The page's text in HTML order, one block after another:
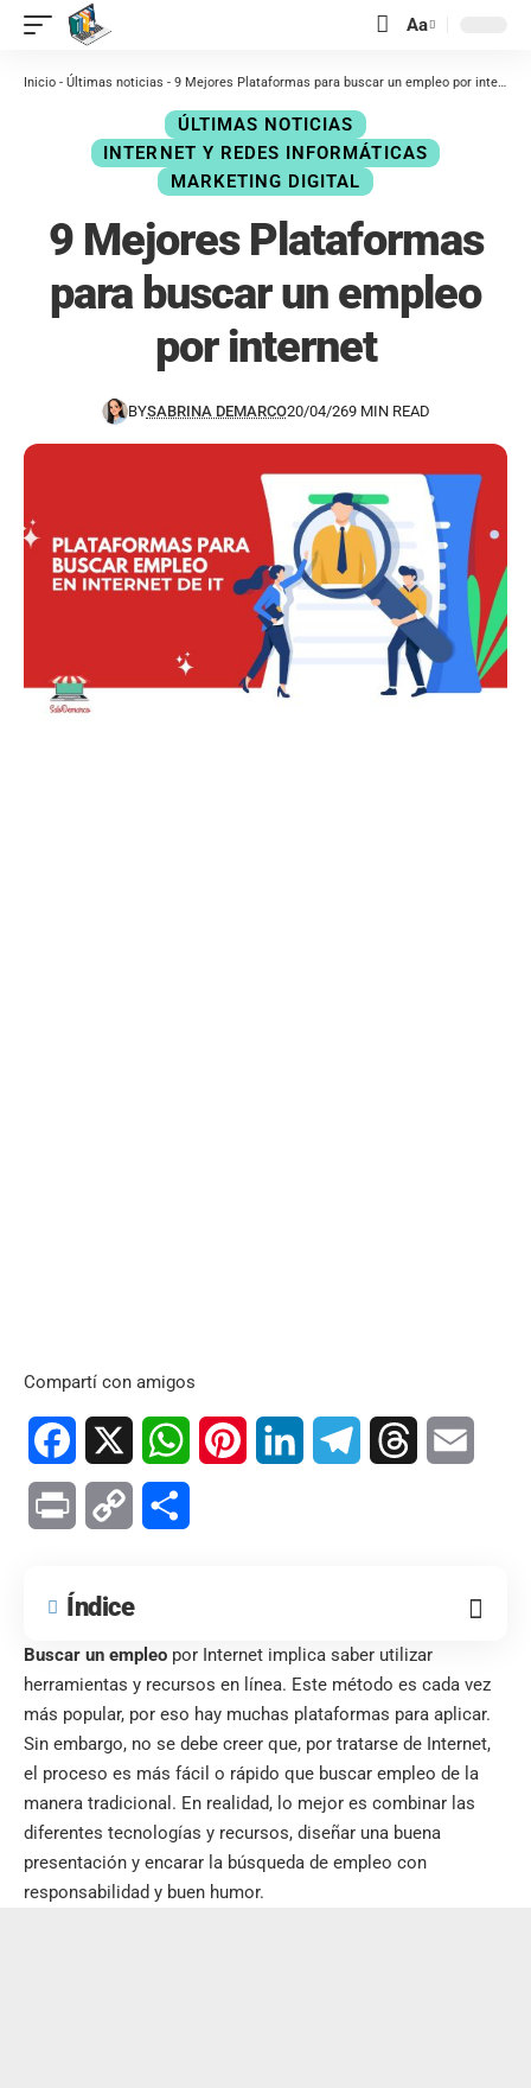
contenido Aa
Inicio - Últimas noticias - 9 Mejores Plataformas para buscar un empleo por internet
ÚLTIMAS NOTICIAS
INTERNET Y REDES INFORMÁTICAS
MARKETING DIGITAL
9 Mejores Plataformas
para buscar un empleo
por internet
BYSABRINA DEMARCO20/04/269 MIN READ
Compartí con amigos
Facebook WhatsAppPinterest LinkedIn TelegramThreads
Print Copy
Índice
Buscar un empleo por Internet implica saber utilizar
herramientas y recursos en línea. Este método es cada vez
más popular, por eso hay muchas plataformas para aplicar.
Sin embargo, no se debe creer que, por tratarse de Internet,
el proceso es más fácil o rápido que buscar empleo de la
manera tradicional. En realidad, lo mejor es combinar las
diferentes tecnologías y recursos, diseñar una buena
presentación y encarar la búsqueda de empleo con
responsabilidad y buen humor.